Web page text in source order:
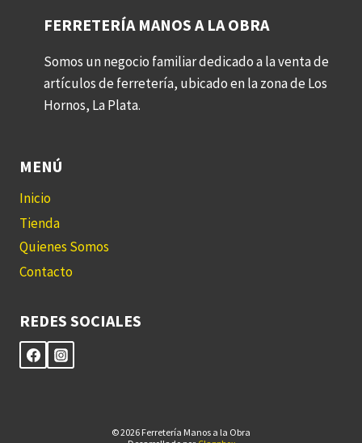
FERRETERÍA MANOS A LA OBRA
Somos un negocio familiar dedicado a la venta de
artículos de ferretería, ubicado en la zona de Los
Hornos, La Plata.
MENÚ
Inicio
Tienda
Quienes Somos
Contacto
REDES SOCIALES
© 2026 Ferretería Manos a la Obra